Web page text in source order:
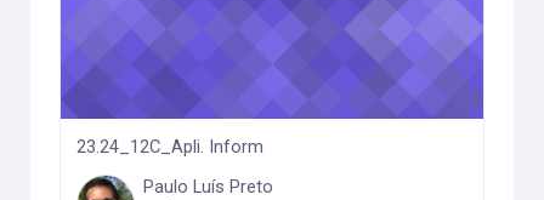
23.24_12C_Apli. Inform
Paulo Luís Preto